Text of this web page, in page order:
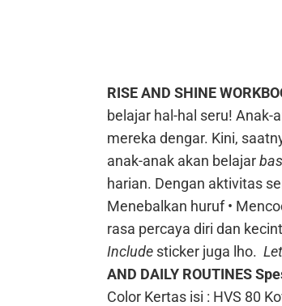
RISE AND SHINE
belajar hal-hal seru! Anak-
mereka dengar. Kini,
anak-anak akan belajar
harian. Dengan aktivitas
Menebalkan huruf •
rasa percaya diri dan
Include sticker juga lho.
AND DAILY ROUTINES
Color Kertas isi : HVS 80